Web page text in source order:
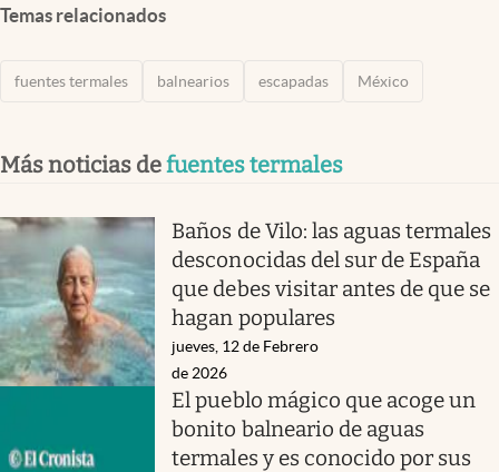
Temas relacionados
fuentes termales balnearios escapadas México
Más noticias defuentes termales
Baños de Vilo: las aguas termales
desconocidas del sur de España
que debes visitar antes de que se
hagan populares
jueves, 12 de Febrero
de 2026
El pueblo mágico que acoge un
bonito balneario de aguas
termales y es conocido por sus